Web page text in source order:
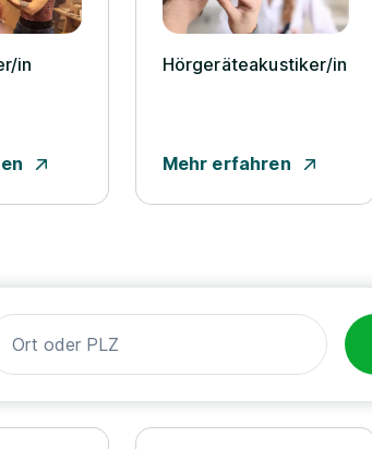
­in Hörgeräteakustiker/­in
Mehr erfahren